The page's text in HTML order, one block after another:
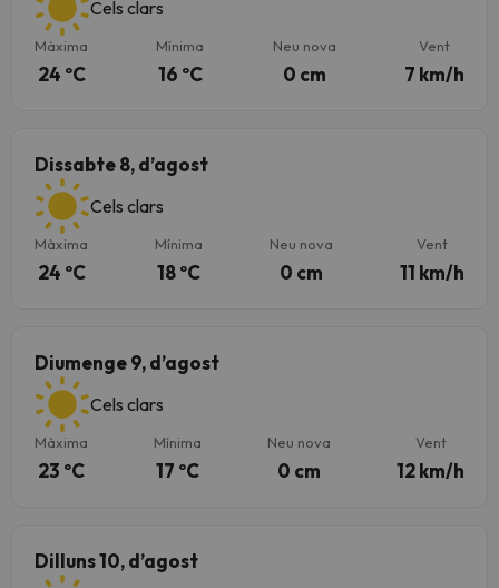
Cels clars
Màxima
24 ºC
Mínima
16 ºC
Neu nova
0 cm
Vent
7 km/h
Dissabte 8, d’agost
Cels clars
Màxima
24 ºC
Mínima
18 ºC
Neu nova
0 cm
Vent
11 km/h
Diumenge 9, d’agost
Cels clars
Màxima
23 ºC
Mínima
17 ºC
Neu nova
0 cm
Vent
12 km/h
Dilluns 10, d’agost